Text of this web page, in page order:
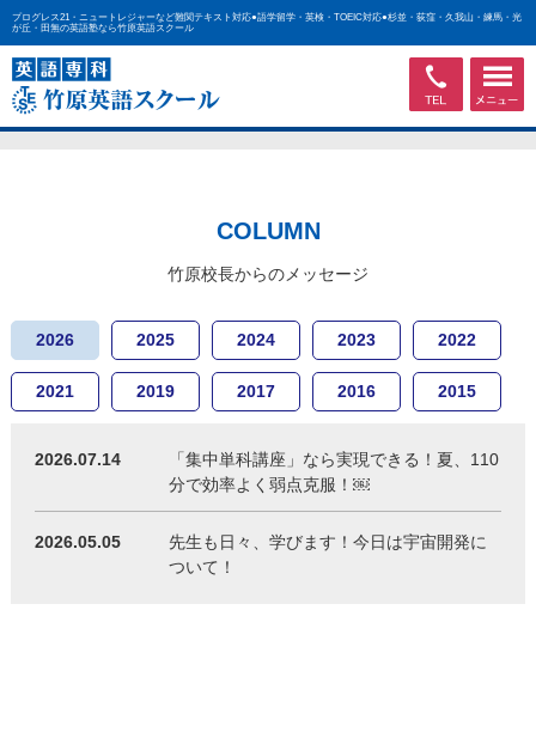
プログレス21・ニュートレジャーなど難関テキスト対応●語学留学・英検・TOEIC対応●杉並・荻窪・久我山・練馬・光
が丘・田無の英語塾なら竹原英語スクール
COLUMN
竹原校長からのメッセージ
2026 2025 2024 2023 2022
2021 2019 2017 2016 2015
2026.07.14
「集中単科講座」なら実現できる！夏、110
分で効率よく弱点克服！￼
2026.05.05
先生も日々、学びます！今日は宇宙開発に
ついて！